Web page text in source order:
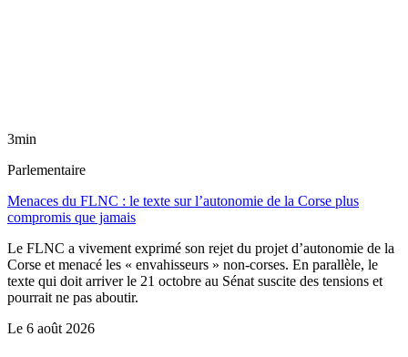
3min
Parlementaire
Menaces du FLNC : le texte sur l’autonomie de la Corse plus
compromis que jamais
Le FLNC a vivement exprimé son rejet du projet d’autonomie de la
Corse et menacé les « envahisseurs » non-corses. En parallèle, le
texte qui doit arriver le 21 octobre au Sénat suscite des tensions et
pourrait ne pas aboutir.
Le 6 août 2026